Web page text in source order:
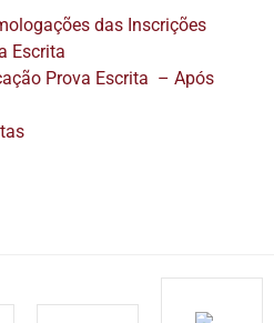
das Inscrições
Escrita
Prova Escrita – Após